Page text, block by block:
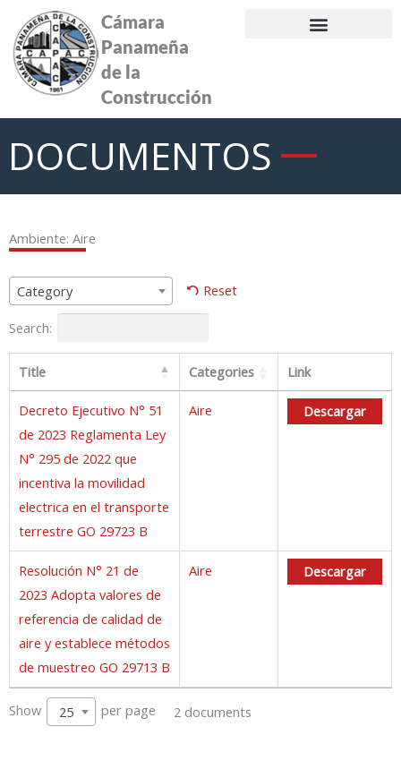
contenido
Cámara
Panameña
de la
Construcción
DOCUMENTOS
Ambiente: Aire
Category Reset
Search:
Title Categories Link
Decreto Ejecutivo N° 51
de 2023 Reglamenta Ley
N° 295 de 2022 que
incentiva la movilidad
electrica en el transporte
terrestre GO 29723 B
Aire Descargar
Resolución N° 21 de
2023 Adopta valores de
referencia de calidad de
aire y establece métodos
de muestreo GO 29713 B
Aire Descargar
Show 25 per page 2 documents